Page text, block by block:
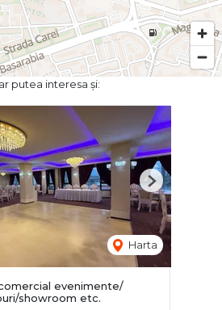
putea interesa și:
Harta
Next
evenimente/
showroom etc.